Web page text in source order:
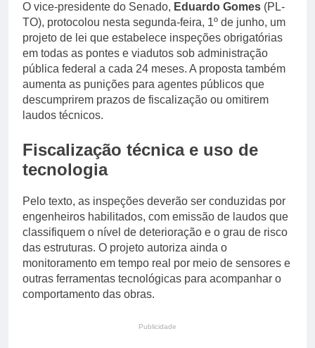
O vice-presidente do Senado, Eduardo Gomes (PL-
TO), protocolou nesta segunda-feira, 1º de junho, um
projeto de lei que estabelece inspeções obrigatórias
em todas as pontes e viadutos sob administração
pública federal a cada 24 meses. A proposta também
aumenta as punições para agentes públicos que
descumprirem prazos de fiscalização ou omitirem
laudos técnicos.
Fiscalização técnica e uso de
tecnologia
Pelo texto, as inspeções deverão ser conduzidas por
engenheiros habilitados, com emissão de laudos que
classifiquem o nível de deterioração e o grau de risco
das estruturas. O projeto autoriza ainda o
monitoramento em tempo real por meio de sensores e
outras ferramentas tecnológicas para acompanhar o
comportamento das obras.
Publicidade